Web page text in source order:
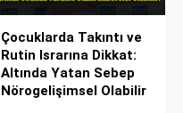
Çocuklarda Takıntı ve
Rutin Israrına Dikkat:
Altında Yatan Sebep
Nörogelişimsel Olabilir